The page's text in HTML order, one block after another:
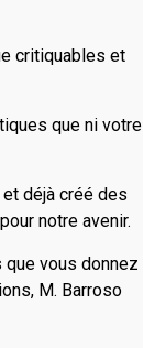
critiquables et
que ni votre
déjà créé des
notre avenir.
vous donnez
M. Barroso